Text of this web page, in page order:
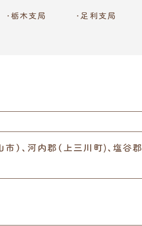
栃木支局 足利支局
）、河内郡（上三川町)、塩谷郡